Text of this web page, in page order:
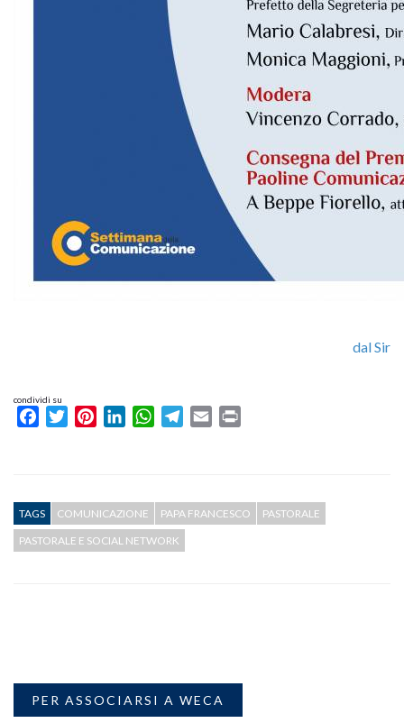
dal Sir
condividi su
FacebookTwitterPinterestLinkedInWhatsAppTelegram
Email
TAGS COMUNICAZIONE PAPA FRANCESCO
PASTORALE
PASTORALE E SOCIAL NETWORK
PER ASSOCIARSI A WECA